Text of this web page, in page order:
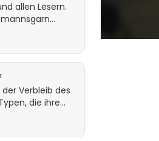
Nur das
ihn
Verbleib des
die ihre
dass über sie
ich auch zu